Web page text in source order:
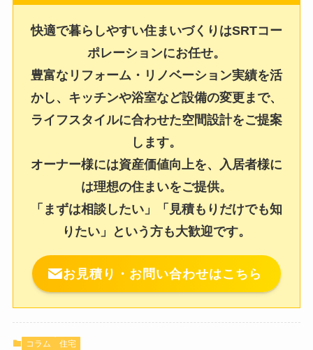
快適で暮らしやすい住まいづくりはSRTコー
ポレーションにお任せ。
豊富なリフォーム・リノベーション実績を活
かし、キッチンや浴室など設備の変更まで、
ライフスタイルに合わせた空間設計をご提案
します。
オーナー様には資産価値向上を、入居者様に
は理想の住まいをご提供。
「まずは相談したい」「見積もりだけでも知
りたい」という方も大歓迎です。
お見積り・お問い合わせはこちら
コラム 住宅